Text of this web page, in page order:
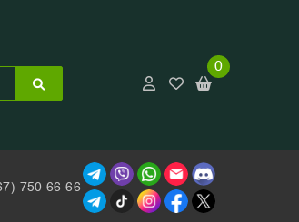
0
750 66 66